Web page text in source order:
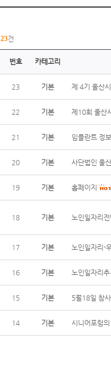
23건
번호 카테고리
23 기본 제 4기 울산
22 기본 제10회 울산
21 기본 임플란트 정
20 기본 사단법인 울
19 기본 홉페이지
18 기본 노인일자리
17 기본 노인일자리-
16 기본 노인일자리
15 기본 5월18일 참
14 기본 시니어포럼